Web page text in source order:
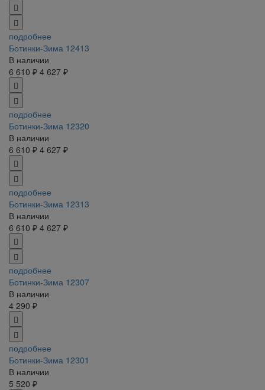
подробнее
Ботинки-Зима 12413
В наличии
6 610 ₽ 4 627 ₽
подробнее
Ботинки-Зима 12320
В наличии
6 610 ₽ 4 627 ₽
подробнее
Ботинки-Зима 12313
В наличии
6 610 ₽ 4 627 ₽
подробнее
Ботинки-Зима 12307
В наличии
4 290 ₽
подробнее
Ботинки-Зима 12301
В наличии
5 520 ₽